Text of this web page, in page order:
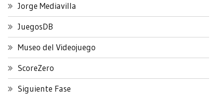
Jorge Mediavilla
JuegosDB
Museo del Videojuego
ScoreZero
Siguiente Fase